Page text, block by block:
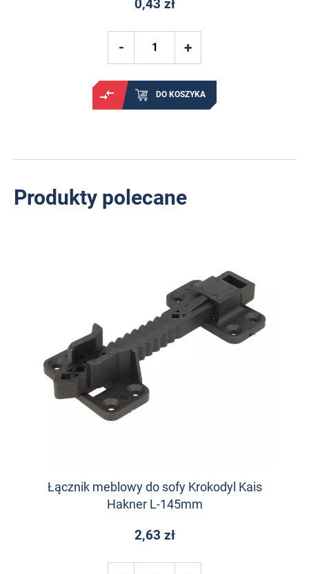
0,43 zł
DO KOSZYKA
Produkty polecane
Łącznik meblowy do sofy Krokodyl Kais
Hakner L-145mm
2,63 zł